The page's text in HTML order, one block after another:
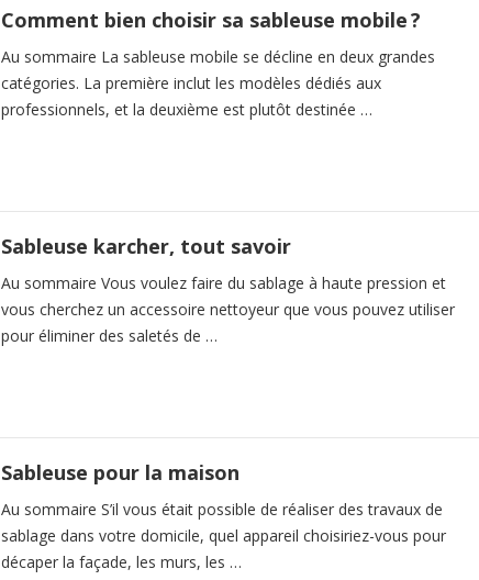
Comment bien choisir sa sableuse mobile ?
Au sommaire La sableuse mobile se décline en deux grandes
catégories. La première inclut les modèles dédiés aux
professionnels, et la deuxième est plutôt destinée …
Sableuse karcher, tout savoir
Au sommaire Vous voulez faire du sablage à haute pression et
vous cherchez un accessoire nettoyeur que vous pouvez utiliser
pour éliminer des saletés de …
Sableuse pour la maison
Au sommaire S’il vous était possible de réaliser des travaux de
sablage dans votre domicile, quel appareil choisiriez-vous pour
décaper la façade, les murs, les …